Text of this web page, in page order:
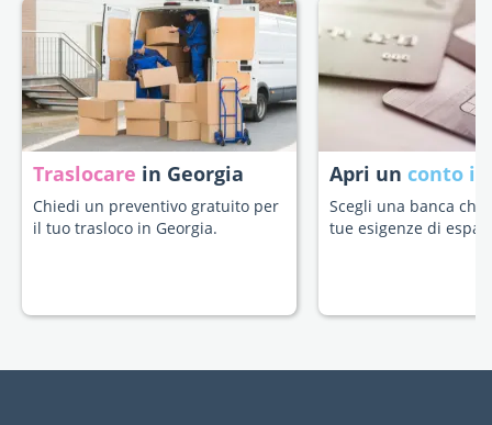
Traslocare in Georgia
Chiedi un preventivo gratuito per
il tuo trasloco in Georgia.
Apri un conto
Scegli una banca che
tue esigenze di